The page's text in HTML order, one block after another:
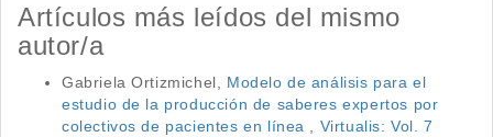
Artículos más leídos del mismo
autor/a
Gabriela Ortizmichel, Modelo de análisis para el
estudio de la producción de saberes expertos por
colectivos de pacientes en línea
Virtualis: Vol. 7